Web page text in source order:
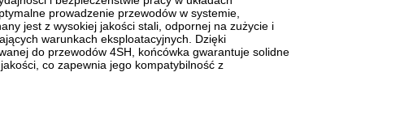
prowadzenie przewodów w systemie,
jest z wysokiej jakości stali, odpornej na zużycie i
warunkach eksploatacyjnych. Dzięki
do przewodów 4SH, końcówka gwarantuje solidne
co zapewnia jego kompatybilność z